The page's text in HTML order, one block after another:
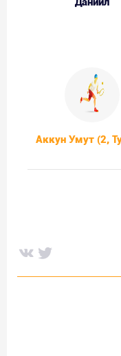
Аккун Умут (2,